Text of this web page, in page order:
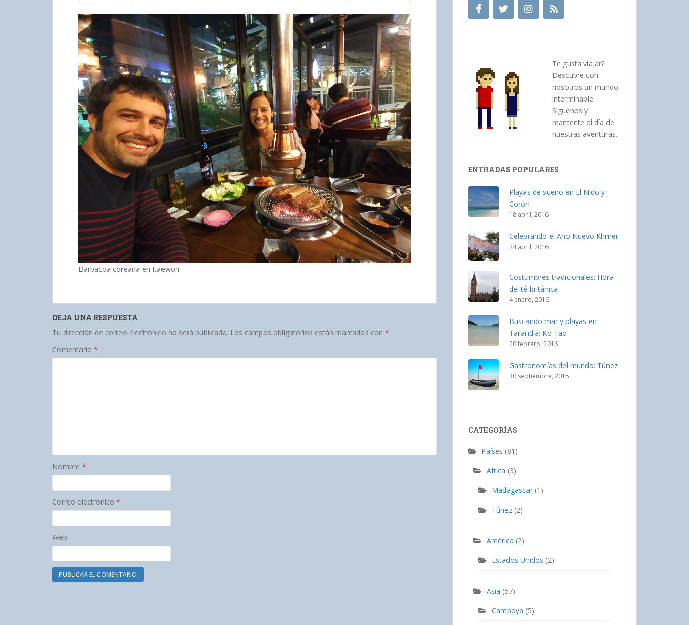
Barbacoa coreana en Itaewon
DEJA UNA RESPUESTA
Tu dirección de correo electrónico no será publicada. Los campos obligatorios están marcados con *
Comentario *
Nombre *
Correo electrónico *
Web
Te gusta viajar?
Descubre con
nosotros un mundo
interminable.
Síguenos y
mantente al día de
nuestras aventuras.
ENTRADAS POPULARES
Playas de sueño en El Nido y
Corón
18 abril, 2016
Celebrando el Año Nuevo Khmer
24 abril, 2016
Costumbres tradicionales: Hora
del té británica
4 enero, 2016
Buscando mar y playas en
Tailandia: Ko Tao
20 febrero, 2016
Gastronomías del mundo: Túnez
30 septiembre, 2015
CATEGORÍAS
Países (81)
Africa (3)
Madagascar (1)
Túnez (2)
América (2)
Estados Unidos (2)
Asia (57)
Camboya (5)